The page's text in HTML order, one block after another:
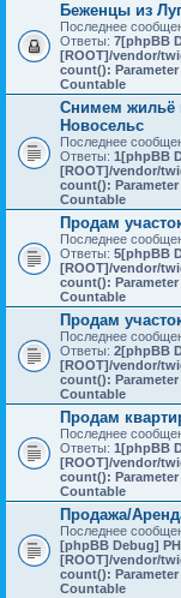
Беженцы из
Последнее
Ответы: 7[phpBB
[ROOT]/vendor/
count():
Countable
Снимем жильё
Новосельс
Последнее
Ответы: 1[phpBB
[ROOT]/vendor/
count():
Countable
Продам
Последнее
Ответы: 5[phpBB
[ROOT]/vendor/
count():
Countable
Продам
Последнее
Ответы: 2[phpBB
[ROOT]/vendor/
count():
Countable
Продам
Последнее
Ответы: 1[phpBB
[ROOT]/vendor/
count():
Countable
Продажа/
Последнее
[phpBB Debug]
[ROOT]/vendor/
count():
Countable